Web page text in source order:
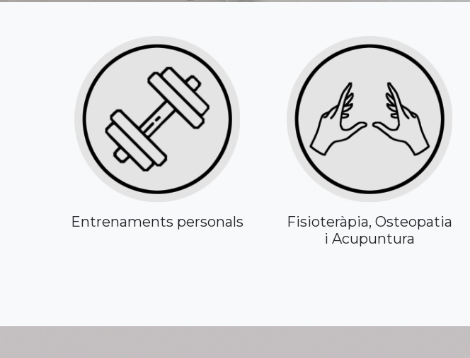
Entrenaments personals
Fisioteràpia, Osteopatia
i Acupuntura